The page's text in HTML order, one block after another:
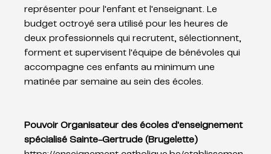
représenter pour l'enfant et l'enseignant. Le
budget octroyé sera utilisé pour les heures de
deux professionnels qui recrutent, sélectionnent,
forment et supervisent l'équipe de bénévoles qui
accompagne ces enfants au minimum une
matinée par semaine au sein des écoles.
Pouvoir Organisateur des écoles d'enseignement
spécialisé Sainte-Gertrude (Brugelette)